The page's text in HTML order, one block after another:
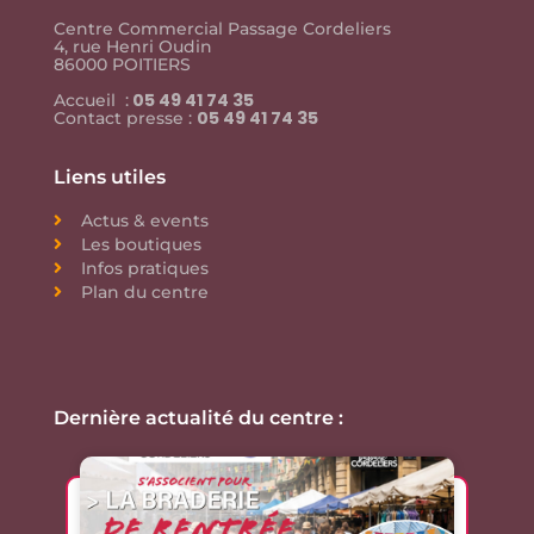
Centre Commercial Passage Cordeliers
4, rue Henri Oudin
86000 POITIERS
Accueil : 05 49 41 74 35
Contact presse : 05 49 41 74 35
Liens utiles
Actus & events
Les boutiques
Infos pratiques
Plan du centre
Dernière actualité du centre :